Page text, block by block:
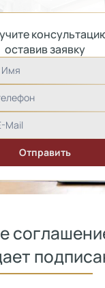
оставив заявку